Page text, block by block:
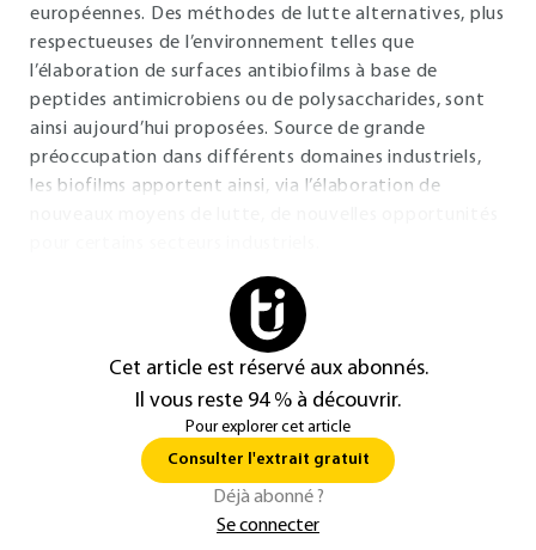
européennes. Des méthodes de lutte alternatives, plus
respectueuses de l’environnement telles que
l’élaboration de surfaces antibiofilms à base de
peptides antimicrobiens ou de polysaccharides, sont
ainsi aujourd’hui proposées. Source de grande
préoccupation dans différents domaines industriels,
les biofilms apportent ainsi, via l’élaboration de
Cet article est réservé aux abonnés.
Il vous reste 94 % à découvrir.
Pour explorer cet article
Consulter l'extrait gratuit
Déjà abonné ?
Se connecter